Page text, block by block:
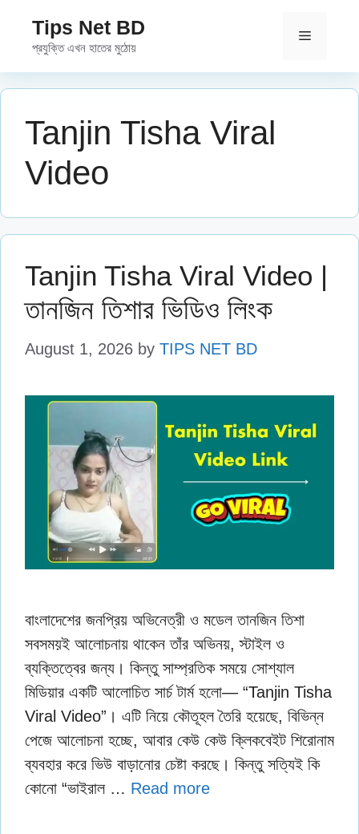
content
Tips Net BD
প্রযুক্তি এখন হাতের মুঠোয়
Menu
Tanjin Tisha Viral
Video
Tanjin Tisha Viral Video |
তানজিন তিশার ভিডিও লিংক
August 1, 2026 by TIPS NET BD
বাংলাদেশের জনপ্রিয় অভিনেত্রী ও মডেল তানজিন তিশা
সবসময়ই আলোচনায় থাকেন তাঁর অভিনয়, স্টাইল ও
ব্যক্তিত্বের জন্য। কিন্তু সাম্প্রতিক সময়ে সোশ্যাল
মিডিয়ার একটি আলোচিত সার্চ টার্ম হলো— “Tanjin Tisha
Viral Video”। এটি নিয়ে কৌতূহল তৈরি হয়েছে, বিভিন্ন
পেজে আলোচনা হচ্ছে, আবার কেউ কেউ ক্লিকবেইট শিরোনাম
ব্যবহার করে ভিউ বাড়ানোর চেষ্টা করছে। কিন্তু সত্যিই কি
কোনো “ভাইরাল … Read more